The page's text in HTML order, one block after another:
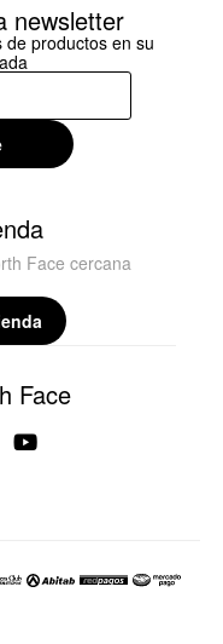
newsletter
de productos en su
Face cercana
Face
